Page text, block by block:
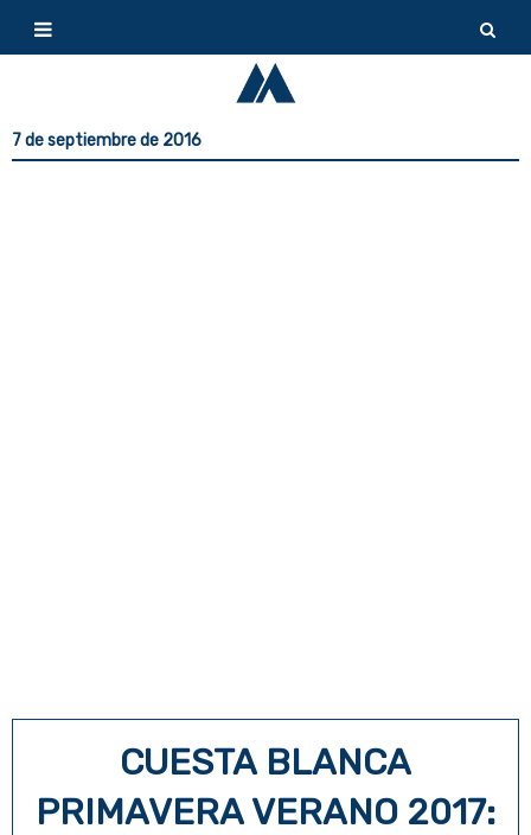
7 de septiembre de 2016
CUESTA BLANCA
PRIMAVERA VERANO 2017: